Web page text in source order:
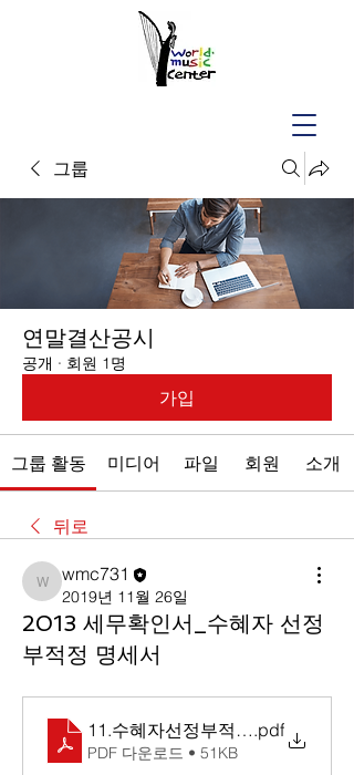
그룹
연말결산공시
공개 · 회원 1명
가입
그룹 활동 미디어 파일 회원 소개
뒤로
wmc731
wmc731
2019년 11월 26일
2013 세무확인서_수혜자 선정
부적정 명세서
11.수혜자선정부적정명세서
.pdf
PDF 다운로드 • 51KB